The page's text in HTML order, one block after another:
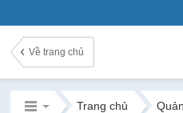
Về trang chủ
Trang chủ